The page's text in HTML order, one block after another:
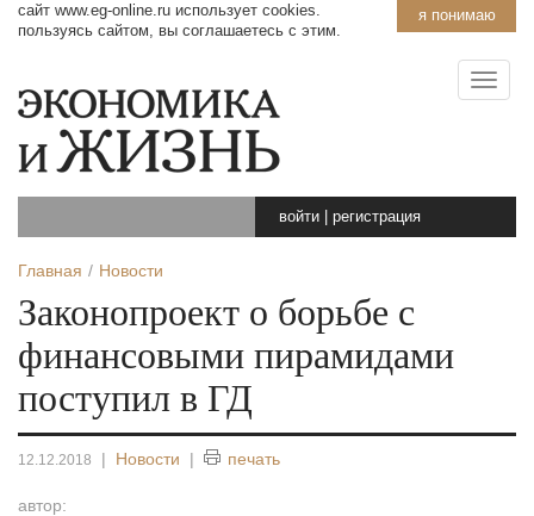
я понимаю
сайт www.eg-online.ru использует cookies.
пользуясь сайтом, вы соглашаетесь с этим.
войти регистрация
Главная Новости
Законопроект о борьбе с
финансовыми пирамидами
поступил в ГД
12.12.2018 | Новости | печать
автор: